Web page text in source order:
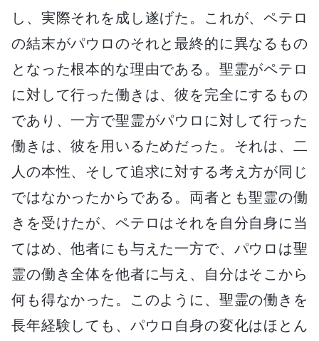
し、実際それを成し遂げた。これが、ペテロ
の結末がパウロのそれと最終的に異なるもの
となった根本的な理由である。聖霊がペテロ
に対して行った働きは、彼を完全にするもの
であり、一方で聖霊がパウロに対して行った
働きは、彼を用いるためだった。それは、二
人の本性、そして追求に対する考え方が同じ
ではなかったからである。両者とも聖霊の働
きを受けたが、ペテロはそれを自分自身に当
てはめ、他者にも与えた一方で、パウロは聖
霊の働き全体を他者に与え、自分はそこから
何も得なかった。このように、聖霊の働きを
長年経験しても、パウロ自身の変化はほとん